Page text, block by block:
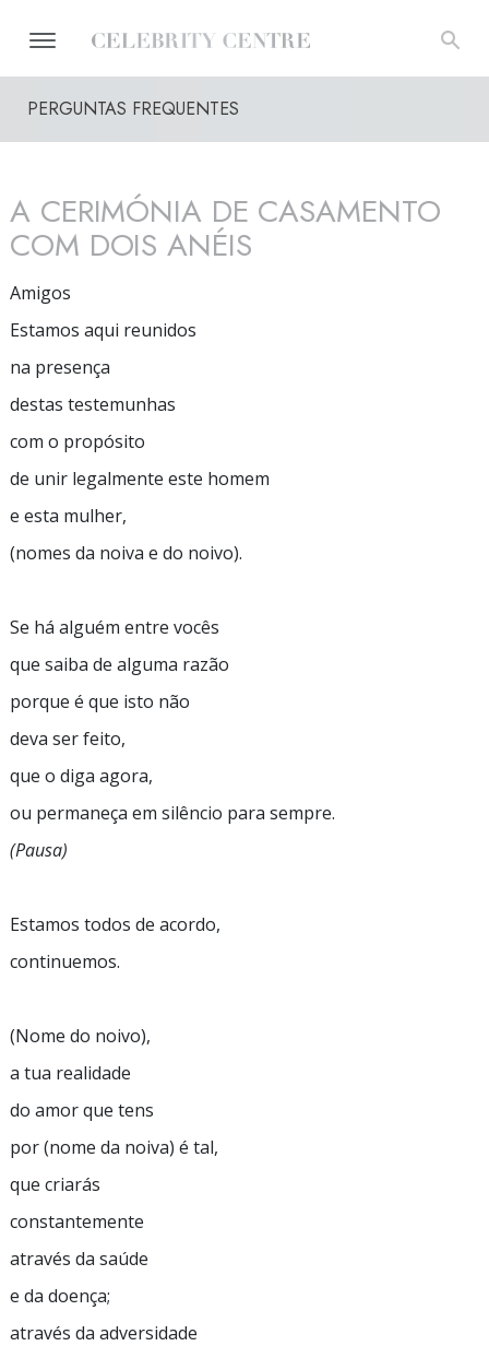
PERGUNTAS FREQUENTES
A CERIMÓNIA DE CASAMENTO
COM DOIS ANÉIS
Amigos
Estamos aqui reunidos
na presença
destas testemunhas
com o propósito
de unir legalmente este homem
e esta mulher,
(nomes da noiva e do noivo).
Se há alguém entre vocês
que saiba de alguma razão
porque é que isto não
deva ser feito,
que o diga agora,
ou permaneça em silêncio para sempre.
(Pausa)
Estamos todos de acordo,
continuemos.
(Nome do noivo),
a tua realidade
do amor que tens
por (nome da noiva) é tal,
que criarás
constantemente
através da saúde
e da doença;
através da adversidade